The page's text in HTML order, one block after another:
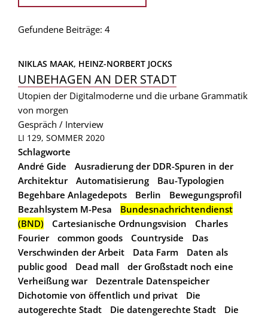
Gefundene Beiträge: 4
NIKLAS MAAK, HEINZ-NORBERT JOCKS
UNBEHAGEN AN DER STADT
Utopien der Digitalmoderne und die urbane Grammatik
von morgen
Gespräch / Interview
LI 129, SOMMER 2020
Schlagworte
André Gide
Ausradierung der DDR-Spuren in der
Architektur
Automatisierung
Bau-Typologien
Begehbare Anlagedepots
Berlin
Bewegungsprofil
Bezahlsystem M-Pesa
Bundesnachrichtendienst
(BND)
Cartesianische Ordnungsvision
Charles
Fourier
common goods Countryside
Das
Verschwinden der Arbeit
Data Farm
Daten als
public good
Dead mall
der Großstadt noch eine
Verheißung war
Dezentrale Datenspeicher
Dichotomie von öffentlich und privat
Die
autogerechte Stadt
Die datengerechte Stadt
Die